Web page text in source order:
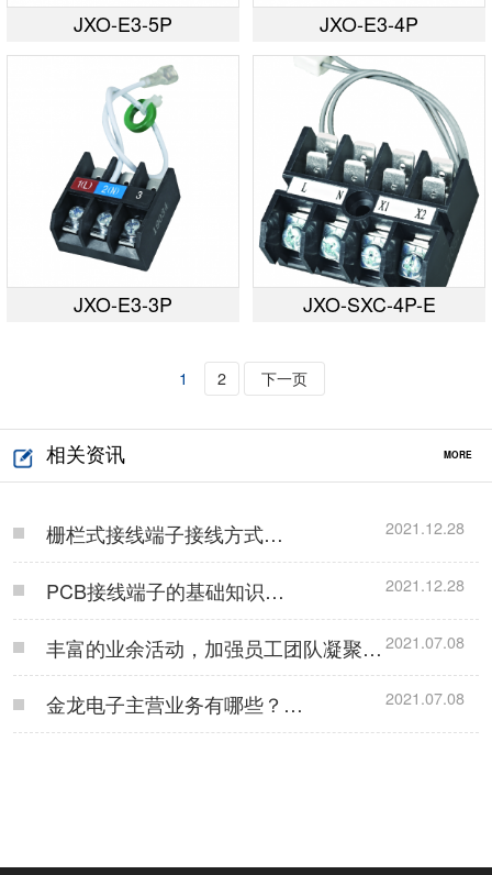
JXO-E3-5P JXO-E3-4P
JXO-E3-3P JXO-SXC-4P-E
1 2 下一页
相关资讯 MORE
栅栏式接线端子接线方式… 2021.12.28
PCB接线端子的基础知识… 2021.12.28
丰富的业余活动，加强员工团队凝聚
力！…
2021.07.08
金龙电子主营业务有哪些？… 2021.07.08